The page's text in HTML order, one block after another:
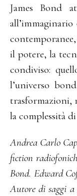
James Bond
il potere, la
condiviso:
l’universo
trasformazioni,
la complessità
Andrea Carlo
fiction
Bond. Edward
Autore di saggi